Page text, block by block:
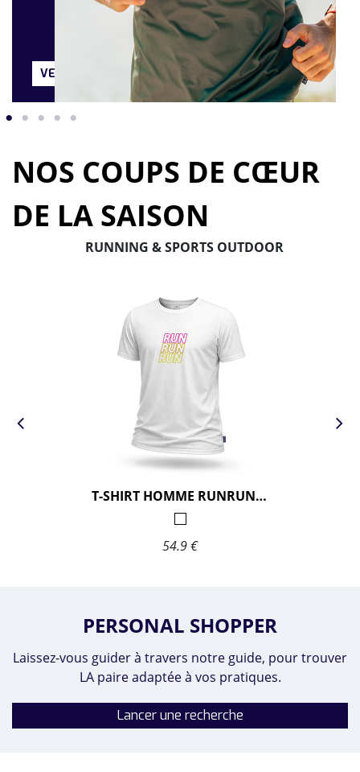
VERS LE BUNDLE
VERS LE BUNDLEVOIR LA CHAUSSETTE
S'ÉQUIPERDÉCOUVRIR VERS LE
NOS COUPS DE CŒUR
DE LA SAISON
RUNNING & SPORTS OUTDOOR
T-SHIRT HOMME RUNRUNRUN
54.9 €
PERSONAL SHOPPER
Laissez-vous guider à travers notre guide, pour trouver
LA paire adaptée à vos pratiques.
Lancer une recherche